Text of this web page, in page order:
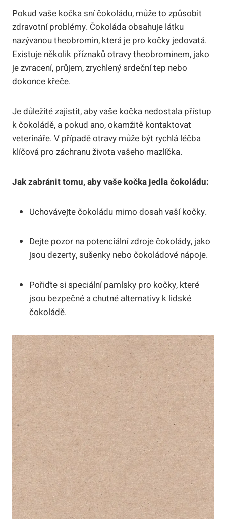
Pokud vaše kočka sní čokoládu, může to způsobit
zdravotní problémy. Čokoláda obsahuje látku
nazývanou theobromin, která je pro kočky jedovatá.
Existuje několik příznaků otravy theobrominem, jako
je zvracení, průjem, zrychlený srdeční tep nebo
dokonce křeče.
Je důležité zajistit, aby vaše kočka nedostala přístup
k čokoládě, a pokud ano, okamžitě kontaktovat
veterináře. V případě otravy může být rychlá léčba
klíčová pro záchranu života vašeho mazlíčka.
Jak zabránit tomu, aby vaše kočka jedla čokoládu:
Uchovávejte čokoládu mimo dosah vaší kočky.
Dejte pozor na potenciální zdroje čokolády, jako
jsou dezerty, sušenky nebo čokoládové nápoje.
Pořiďte si speciální pamlsky pro kočky, které
jsou bezpečné a chutné alternativy k lidské
čokoládě.